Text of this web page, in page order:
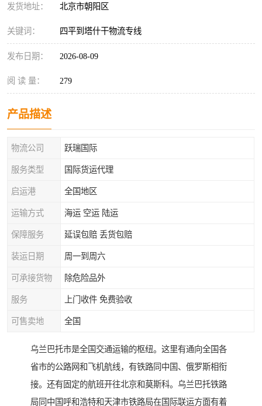
发货地址： 北京市朝阳区
关键词： 四平到塔什干物流专线
发布日期： 2026-08-09
阅 读 量： 279
产品描述
物流公司 跃瑞国际
服务类型 国际货运代理
启运港 全国地区
运输方式 海运 空运 陆运
保障服务 延误包赔 丢货包赔
装运日期 周一到周六
可承接货物 除危险品外
服务 上门收件 免费验收
可售卖地 全国
乌兰巴托市是全国交通运输的枢纽。这里有通向全国各
省市的公路网和飞机航线，有铁路同中国、俄罗斯相衔
接。还有固定的航班开往北京和莫斯科。乌兰巴托铁路
局同中国呼和浩特和天津市铁路局在国际联运方面有着